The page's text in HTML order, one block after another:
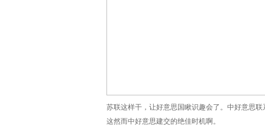
苏联这样干，让好意思国瞅识趣会了。中好意思
这然而中好意思建交的绝佳时机啊。